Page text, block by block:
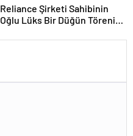
Reliance Şirketi Sahibinin
Oğlu Lüks Bir Düğün Töreni